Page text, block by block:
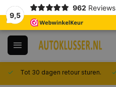
9,5
962 Reviews
Tot 30 dagen retour sturen.